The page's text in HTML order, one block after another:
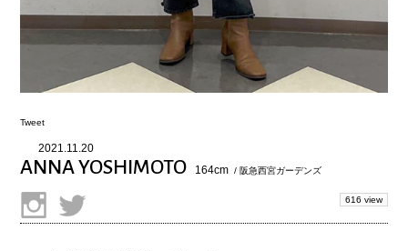
Tweet
2021.11.20
ANNA YOSHIMOTO 164cm / 阪急西宮ガーデンズ
616 view